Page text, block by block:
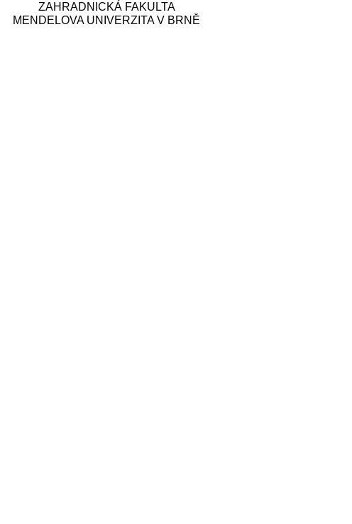
ZAHRADNICKÁ FAKULTA
MENDELOVA UNIVERZITA V BRNĚ